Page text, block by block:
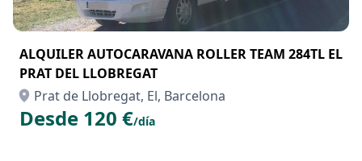
ALQUILER AUTOCARAVANA ROLLER TEAM 284TL EL
PRAT DEL LLOBREGAT
Prat de Llobregat, El, Barcelona
Desde 120 €/día